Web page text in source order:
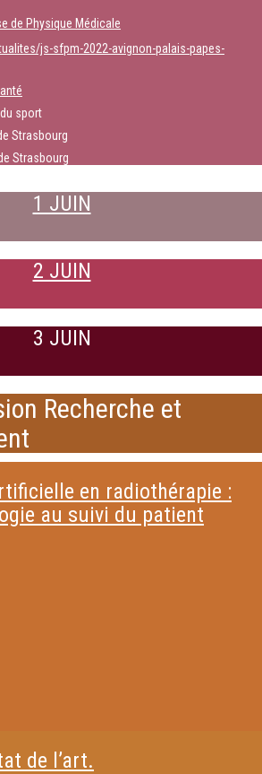
de Physique Médicale
js-sfpm-2022-avignon-palais-papes-
sport
Strasbourg
Strasbourg
1 JUIN
2 JUIN
3 JUIN
Recherche et
en radiothérapie :
au suivi du patient
de l’art.